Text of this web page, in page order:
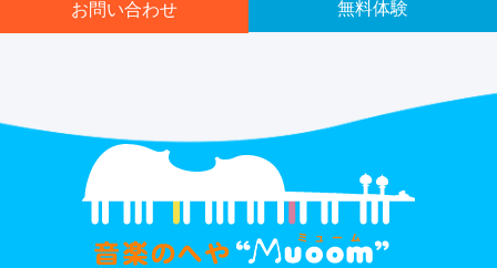
お問い合わせ 無料体験